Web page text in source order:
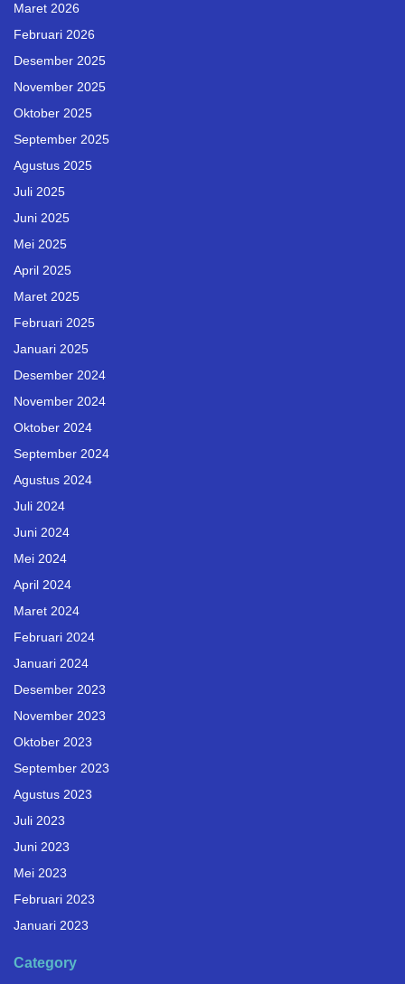
Maret 2026
Februari 2026
Desember 2025
November 2025
Oktober 2025
September 2025
Agustus 2025
Juli 2025
Juni 2025
Mei 2025
April 2025
Maret 2025
Februari 2025
Januari 2025
Desember 2024
November 2024
Oktober 2024
September 2024
Agustus 2024
Juli 2024
Juni 2024
Mei 2024
April 2024
Maret 2024
Februari 2024
Januari 2024
Desember 2023
November 2023
Oktober 2023
September 2023
Agustus 2023
Juli 2023
Juni 2023
Mei 2023
Februari 2023
Januari 2023
Category